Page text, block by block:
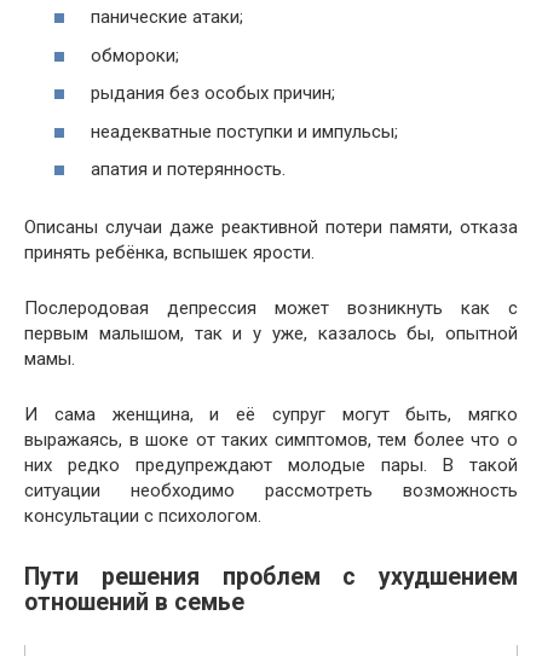
панические атаки;
обмороки;
рыдания без особых причин;
неадекватные поступки и импульсы;
апатия и потерянность.
Описаны случаи даже реактивной потери памяти, отказа
принять ребёнка, вспышек ярости.
Послеродовая депрессия может возникнуть как с
первым малышом, так и у уже, казалось бы, опытной
мамы.
И сама женщина, и её супруг могут быть, мягко
выражаясь, в шоке от таких симптомов, тем более что о
них редко предупреждают молодые пары. В такой
ситуации необходимо рассмотреть возможность
консультации с психологом.
Пути решения проблем с ухудшением
отношений в семье